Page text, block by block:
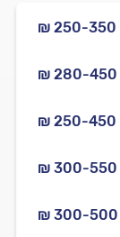
₪ 250-350
₪ 280-450
₪ 250-450
₪ 300-550
₪ 300-500